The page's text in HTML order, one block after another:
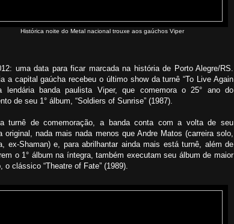
Histórica noite do Metal nacional trouxe aos gaúchos Viper
uma data para ficar marcada na história de Porto Alegre/RS.
a capital gaúcha recebeu o último show da turnê “To Live Again
lendária banda paulista Viper, que comemora o 25° ano do
de seu 1° álbum, “Soldiers of Sunrise” (1987).
turnê de comemoração, a banda conta com a volta de seu
original, nada mais nada menos que Andre Matos (carreira solo,
ex-Shaman) e, para abrilhantar ainda mais está turnê, além de
o 1° álbum na íntegra, também executam seu álbum de maior
o clássico “Theatre of Fate” (1989).